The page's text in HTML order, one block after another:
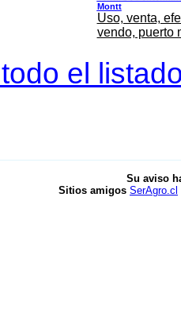
Montt
Uso, venta,
vendo, puerto
el
Su aviso
Sitios amigos SerAgro.cl